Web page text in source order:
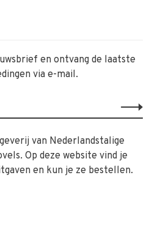
en ontvang de laatste
via e-mail.
van Nederlandstalige
Op deze website vind je
en kun je ze bestellen.